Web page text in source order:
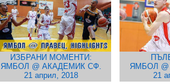
ИЗБРАНИ МОМЕНТИ:
ЯМБОЛ @ АКАДЕМИК СФ.
21 април, 2018
ЯМБОЛ
21